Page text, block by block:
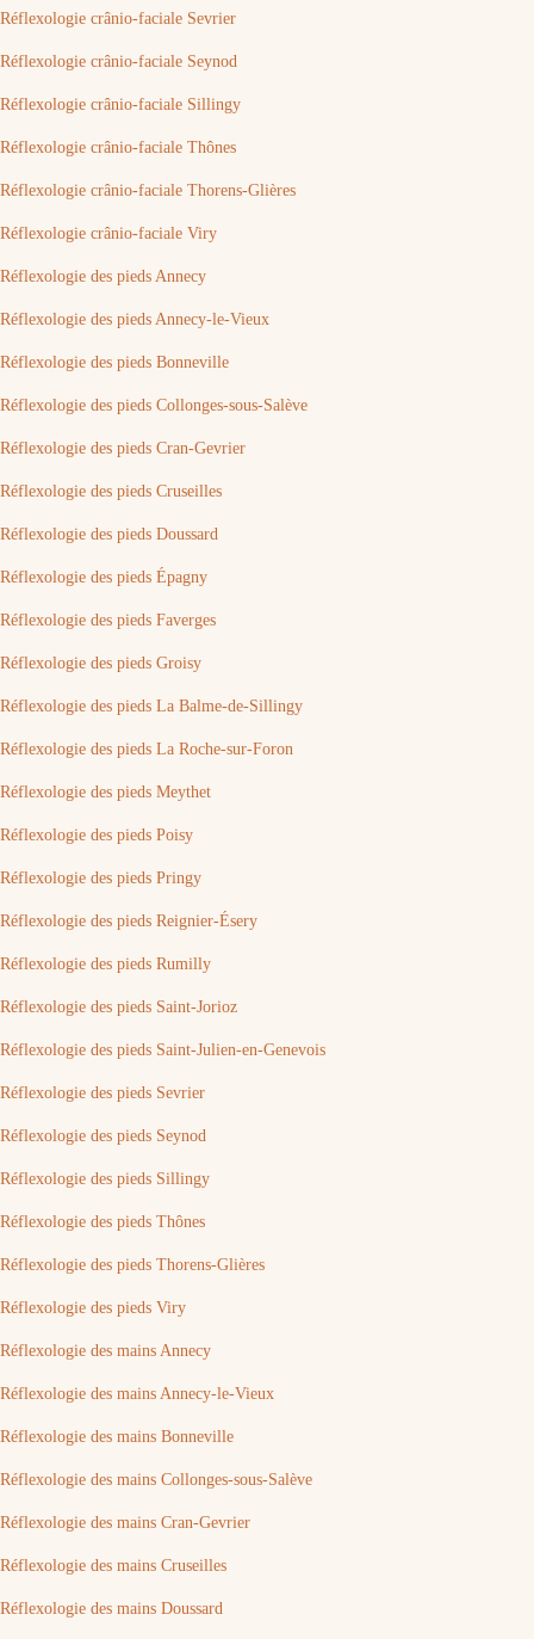
Réflexologie crânio-faciale Sevrier
Réflexologie crânio-faciale Seynod
Réflexologie crânio-faciale Sillingy
Réflexologie crânio-faciale Thônes
Réflexologie crânio-faciale Thorens-Glières
Réflexologie crânio-faciale Viry
Réflexologie des pieds Annecy
Réflexologie des pieds Annecy-le-Vieux
Réflexologie des pieds Bonneville
Réflexologie des pieds Collonges-sous-Salève
Réflexologie des pieds Cran-Gevrier
Réflexologie des pieds Cruseilles
Réflexologie des pieds Doussard
Réflexologie des pieds Épagny
Réflexologie des pieds Faverges
Réflexologie des pieds Groisy
Réflexologie des pieds La Balme-de-Sillingy
Réflexologie des pieds La Roche-sur-Foron
Réflexologie des pieds Meythet
Réflexologie des pieds Poisy
Réflexologie des pieds Pringy
Réflexologie des pieds Reignier-Ésery
Réflexologie des pieds Rumilly
Réflexologie des pieds Saint-Jorioz
Réflexologie des pieds Saint-Julien-en-Genevois
Réflexologie des pieds Sevrier
Réflexologie des pieds Seynod
Réflexologie des pieds Sillingy
Réflexologie des pieds Thônes
Réflexologie des pieds Thorens-Glières
Réflexologie des pieds Viry
Réflexologie des mains Annecy
Réflexologie des mains Annecy-le-Vieux
Réflexologie des mains Bonneville
Réflexologie des mains Collonges-sous-Salève
Réflexologie des mains Cran-Gevrier
Réflexologie des mains Cruseilles
Réflexologie des mains Doussard